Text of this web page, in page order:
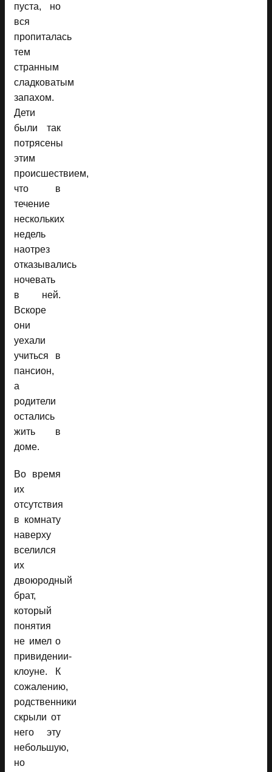
пуста, но
вся
пропиталась
тем
странным
сладковатым
запахом.
Дети
были так
потрясены
этим
происшествием,
что в
течение
нескольких
недель
наотрез
отказывались
ночевать
в ней.
Вскоре
они
уехали
учиться в
пансион,
а
родители
остались
жить в
доме.
Во время
их
отсутствия
в комнату
наверху
вселился
их
двоюродный
брат,
который
понятия
не имел о
привидении-
клоуне. К
сожалению,
родственники
скрыли от
него эту
небольшую,
но